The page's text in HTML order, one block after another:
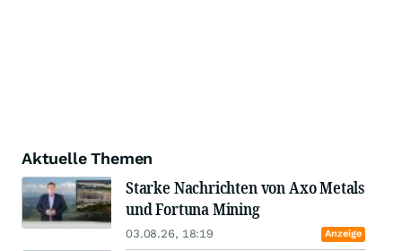
Aktuelle Themen
Starke Nachrichten von Axo Metals
und Fortuna Mining
03.08.26, 18:19 Anzeige